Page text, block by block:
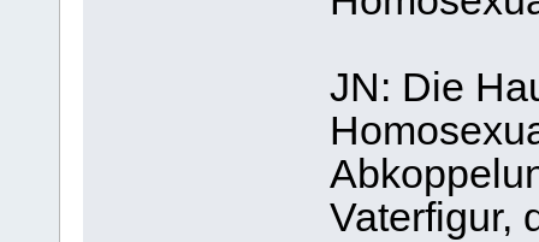
JN: Die
Vaterfigur,